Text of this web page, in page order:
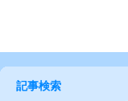
記事検索